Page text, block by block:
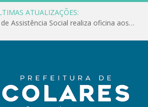
ATUALIZAÇÕES:
Conselho Municipal de Assistência Social realiza oficina aos servidores